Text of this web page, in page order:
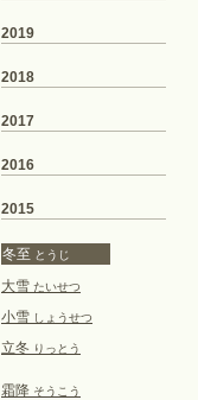
2019
2018
2017
2016
2015
冬至 とうじ
大雪 たいせつ
小雪 しょうせつ
立冬 りっとう
霜降 そうこう